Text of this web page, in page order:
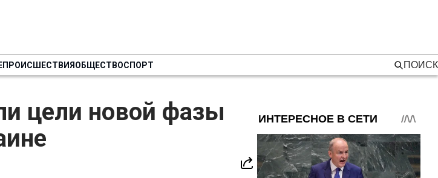
ПРОИСШЕСТВИЯОБЩЕСТВОСПОРТ ПОИСК
цели новой фазы